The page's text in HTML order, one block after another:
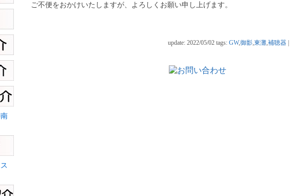
ご不便をおかけいたしますが、よろしくお願い申し上げます。
update: 2022/05/02 tags: GW,御影,東灘,補聴器